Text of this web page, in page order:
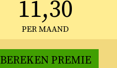
11,30
PER MAAND
BEREKEN PREMIE